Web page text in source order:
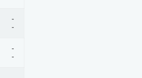
-
-
-
-